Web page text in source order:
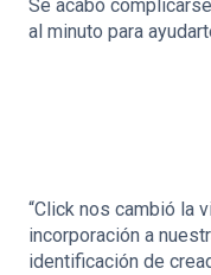
Se acabó
al minuto para
“Click nos cambió la
incorporación a
identificación de